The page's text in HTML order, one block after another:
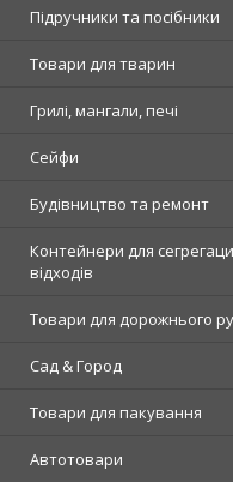
Підручники та посібники
Товари для тварин
Грилі, мангали, печі
Сейфи
Будівництво та ремонт
Контейнери для
відходів
Товари для дорожнього
Сад & Город
Товари для пакування
Автотовари